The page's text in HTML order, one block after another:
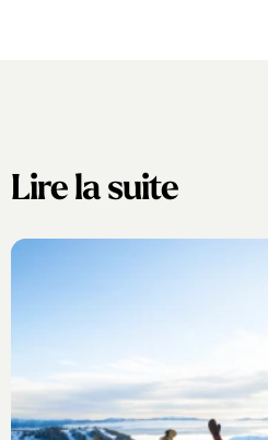
Lire la suite